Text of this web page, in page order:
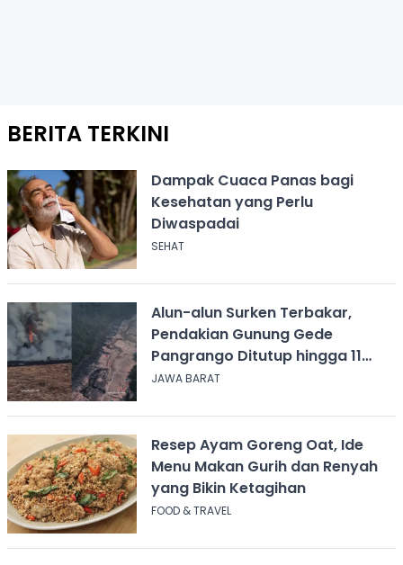
BERITA TERKINI
Dampak Cuaca Panas bagi
Kesehatan yang Perlu
Diwaspadai
SEHAT
Alun-alun Surken Terbakar,
Pendakian Gunung Gede
Pangrango Ditutup hingga 11
Agustus 2026
JAWA BARAT
Resep Ayam Goreng Oat, Ide
Menu Makan Gurih dan Renyah
yang Bikin Ketagihan
FOOD & TRAVEL